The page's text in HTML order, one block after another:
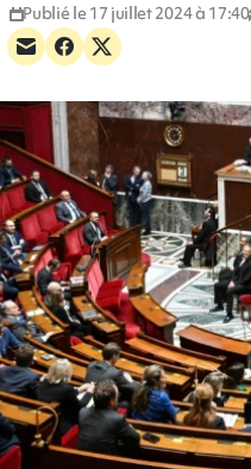
Publié le 17 juillet 2024 à 17:40